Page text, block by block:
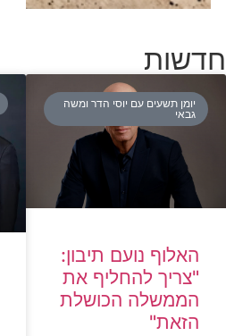
חדשות
יומן תשעים עם יוסי הדר ומשה
גבאי
האלוף נועם תיבון:
"צריך להחליף את
הממשלה הכושלת
הזאת"